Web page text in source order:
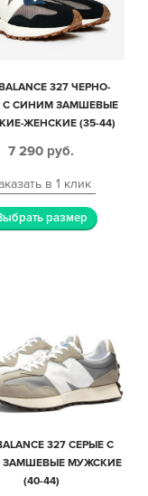
327 ЧЕРНО-
С СИНИМ ЗАМШЕВЫЕ
ЖЕНСКИЕ (35-44)
7 290 руб.
в 1 клик
размер
327 СЕРЫЕ С
ЗАМШЕВЫЕ МУЖСКИЕ
(40-44)